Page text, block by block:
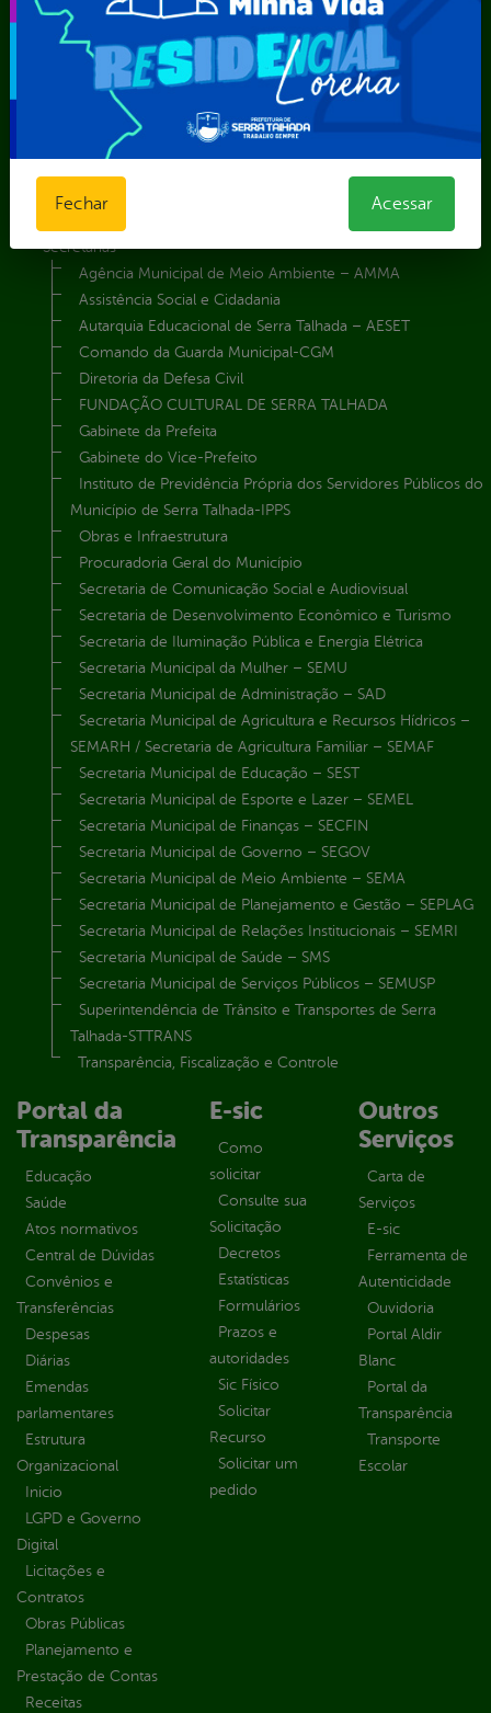
Dados abertos
Feriados e Pontos Facultativos
Glossário
Notícias
Resultado de Exames
Serviços digitais
TV Web
Secretarias
Agência Municipal de Meio Ambiente – AMMA
Assistência Social e Cidadania
Autarquia Educacional de Serra Talhada – AESET
Comando da Guarda Municipal-CGM
Diretoria da Defesa Civil
FUNDAÇÃO CULTURAL DE SERRA TALHADA
Gabinete da Prefeita
Gabinete do Vice-Prefeito
Instituto de Previdência Própria dos Servidores Públicos do
Município de Serra Talhada-IPPS
Obras e Infraestrutura
Procuradoria Geral do Município
Secretaria de Comunicação Social e Audiovisual
Secretaria de Desenvolvimento Econômico e Turismo
Secretaria de Iluminação Pública e Energia Elétrica
Secretaria Municipal da Mulher – SEMU
Secretaria Municipal de Administração – SAD
Secretaria Municipal de Agricultura e Recursos Hídricos –
SEMARH / Secretaria de Agricultura Familiar – SEMAF
Secretaria Municipal de Educação – SEST
Secretaria Municipal de Esporte e Lazer – SEMEL
Secretaria Municipal de Finanças – SECFIN
Secretaria Municipal de Governo – SEGOV
Secretaria Municipal de Meio Ambiente – SEMA
Secretaria Municipal de Planejamento e Gestão – SEPLAG
Secretaria Municipal de Relações Institucionais – SEMRI
Secretaria Municipal de Saúde – SMS
Secretaria Municipal de Serviços Públicos – SEMUSP
Superintendência de Trânsito e Transportes de Serra
Talhada-STTRANS
Transparência, Fiscalização e Controle
Portal da
Transparência
Educação
Saúde
Atos normativos
Central de Dúvidas
Convênios e
Transferências
Despesas
Diárias
Emendas
parlamentares
Estrutura
Organizacional
Inicio
LGPD e Governo
Digital
Licitações e
Contratos
Obras Públicas
Planejamento e
Prestação de Contas
Receitas
E-sic
Como
solicitar
Consulte sua
Solicitação
Decretos
Estatísticas
Formulários
Prazos e
autoridades
Sic Físico
Solicitar
Recurso
Solicitar um
pedido
Outros
Serviços
Carta de
Serviços
E-sic
Ferramenta de
Autenticidade
Ouvidoria
Portal Aldir
Blanc
Portal da
Transparência
Transporte
Escolar
Fechar Acessar